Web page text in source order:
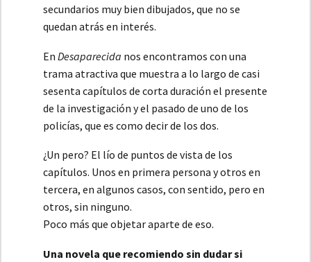
secundarios muy bien dibujados, que no se
quedan atrás en interés.
En Desaparecida nos encontramos con una
trama atractiva que muestra a lo largo de casi
sesenta capítulos de corta duración el presente
de la investigación y el pasado de uno de los
policías, que es como decir de los dos.
¿Un pero? El lío de puntos de vista de los
capítulos. Unos en primera persona y otros en
tercera, en algunos casos, con sentido, pero en
otros, sin ninguno.
Poco más que objetar aparte de eso.
Una novela que recomiendo sin dudar si